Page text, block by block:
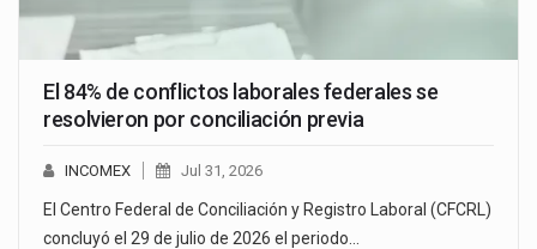
El 84% de conflictos laborales federales se
resolvieron por conciliación previa
INCOMEX Jul 31, 2026
El Centro Federal de Conciliación y Registro Laboral (CFCRL)
concluyó el 29 de julio de 2026 el periodo…